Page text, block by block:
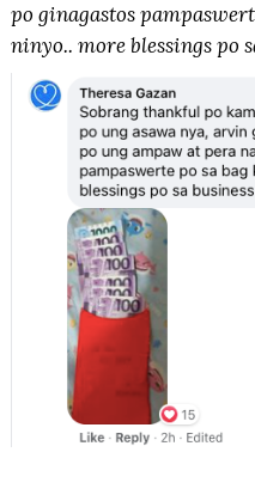
po ginagastos
ninyo.. more blessings po